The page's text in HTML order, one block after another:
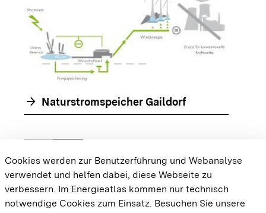
arrow_forward Naturstromspeicher Gaildorf
Zur vorhergehenden Folie springen
chevron_rightZur nächsten Folie springen
{{#displayPraxisbeispielMap}} {{{body}}}
{{/displayPraxisbeispielMap}}
Cookies werden zur Benutzerführung und Webanalyse
verwendet und helfen dabei, diese Webseite zu
verbessern. Im Energieatlas kommen nur technisch
notwendige Cookies zum Einsatz. Besuchen Sie unsere